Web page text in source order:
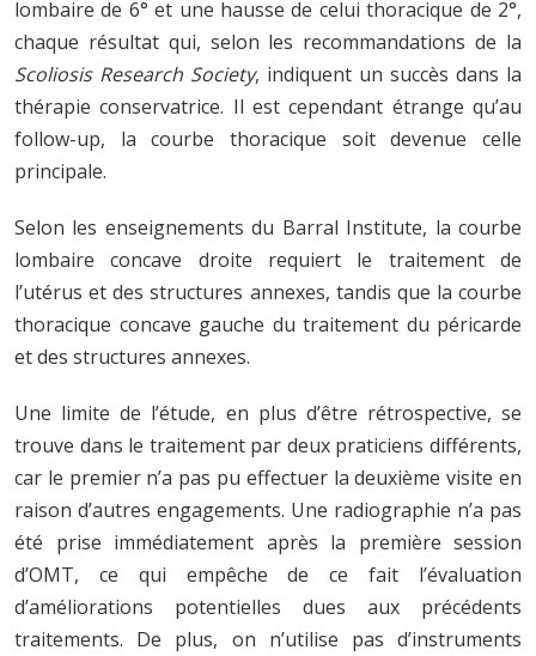
lombaire de 6° et une hausse de celui thoracique de 2°,
chaque résultat qui, selon les recommandations de la
Scoliosis Research Society, indiquent un succès dans la
thérapie conservatrice. Il est cependant étrange qu’au
follow-up, la courbe thoracique soit devenue celle
principale.
Selon les enseignements du Barral Institute, la courbe
lombaire concave droite requiert le traitement de
l’utérus et des structures annexes, tandis que la courbe
thoracique concave gauche du traitement du péricarde
et des structures annexes.
Une limite de l’étude, en plus d’être rétrospective, se
trouve dans le traitement par deux praticiens différents,
car le premier n’a pas pu effectuer la deuxième visite en
raison d’autres engagements. Une radiographie n’a pas
été prise immédiatement après la première session
d’OMT, ce qui empêche de ce fait l’évaluation
d’améliorations potentielles dues aux précédents
traitements. De plus, on n’utilise pas d’instruments